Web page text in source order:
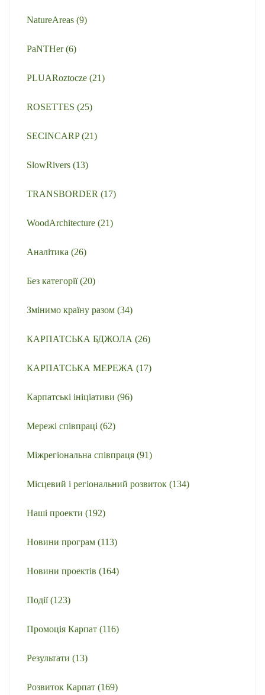
NatureAreas (9)
PaNTHer(6)
PLUARoztocze (21)
ROSETTES (25)
SECINCARP(21)
SlowRivers (13)
TRANSBORDER (17)
WoodArchitecture (21)
Аналітика (26)
Без категорії(20)
Змінимо країну разом (34)
КАРПАТСЬКА БДЖОЛА (26)
КАРПАТСЬКА МЕРЕЖА (17)
Карпатські ініціативи (96)
Мережі співпраці (62)
Міжрегіональна співпраця (91)
Місцевий і регіональний розвиток (134)
Наші проекти (192)
Новини програм (113)
Новини проектів (164)
Події(123)
Промоція Карпат (116)
Результати (13)
Розвиток Карпат (169)